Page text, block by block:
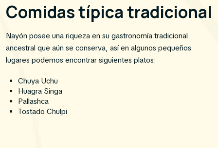
Comidas típica tradicional
Nayón posee una riqueza en su gastronomía tradicional
ancestral que aún se conserva, así en algunos pequeños
lugares podemos encontrar siguientes platos:
Chuya Uchu
Huagra Singa
Pallashca
Tostado Chulpi